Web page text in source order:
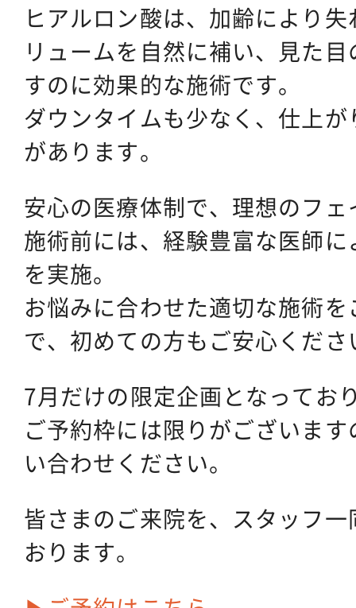
ヒアルロン酸は、加齢により
リュームを自然に補い、見た
すのに効果的な施術です。
ダウンタイムも少なく、仕上
があります。
安心の医療体制で、理想のフ
施術前には、経験豊富な医師
を実施。
お悩みに合わせた適切な施術
で、初めての方もご安心くださ
7月だけの限定企画となってお
ご予約枠には限りがございま
い合わせください。
皆さまのご来院を、スタッフ
おります。